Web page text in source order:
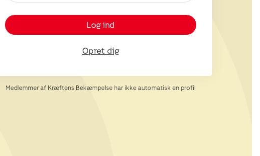
Log ind
Opret dig
Medlemmer af Kræftens Bekæmpelse har ikke automatisk en profil